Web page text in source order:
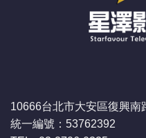
10666台北市大安區復興南
統一編號：53762392